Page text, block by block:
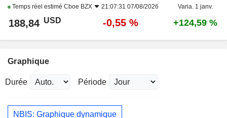
Temps réel estimé Cboe BZX 21:07:31 07/08/2026 Varia. 1 janv.
188,84 USD -0,55 % +124,59 %
Graphique
Durée Période
NBIS: Graphique dynamique